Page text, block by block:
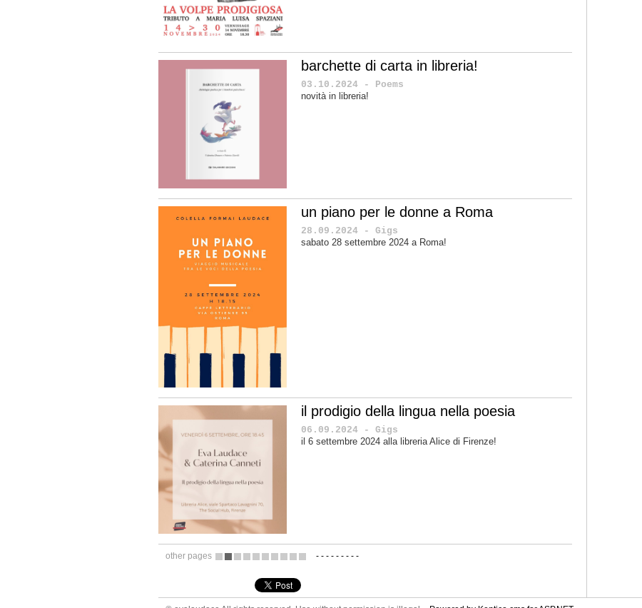
barchette di carta in libreria!
03.10.2024 - Poems
novità in libreria!
un piano per le donne a Roma
28.09.2024 - Gigs
sabato 28 settembre 2024 a Roma!
il prodigio della lingua nella poesia
06.09.2024 - Gigs
il 6 settembre 2024 alla libreria Alice di Firenze!
other pages - - - - - - - - -